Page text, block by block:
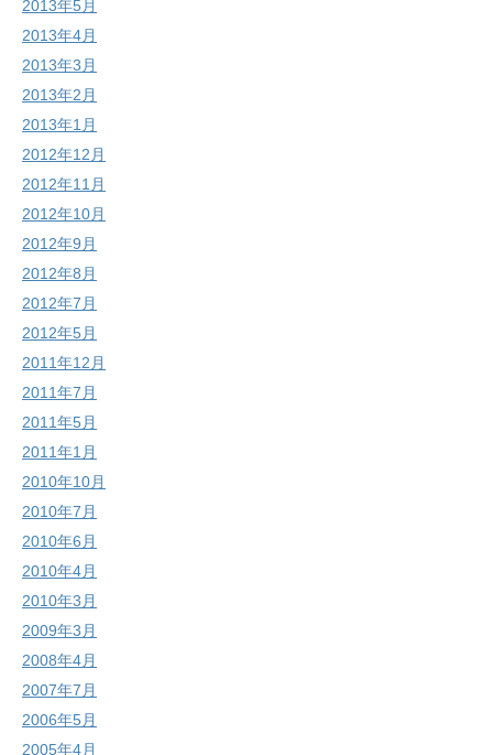
2013年5月
2013年4月
2013年3月
2013年2月
2013年1月
2012年12月
2012年11月
2012年10月
2012年9月
2012年8月
2012年7月
2012年5月
2011年12月
2011年7月
2011年5月
2011年1月
2010年10月
2010年7月
2010年6月
2010年4月
2010年3月
2009年3月
2008年4月
2007年7月
2006年5月
2005年4月